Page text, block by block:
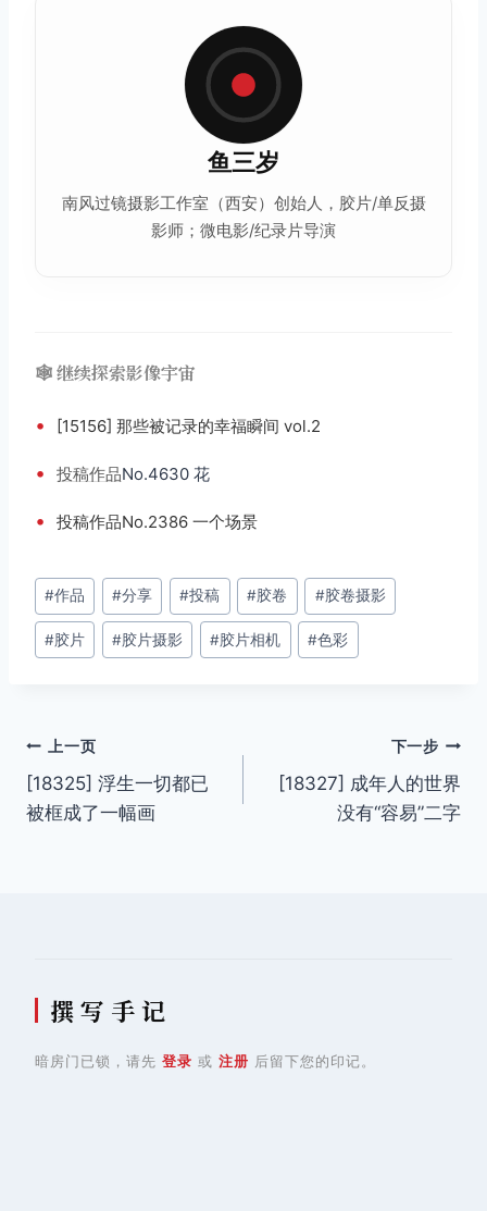
鱼三岁
南风过镜摄影工作室（西安）创始人，胶片/单反摄
影师；微电影/纪录片导演
🕸️ 继续探索影像宇宙
• [15156] 那些被记录的幸福瞬间 vol.2
• 投稿作品No.4630 花
• 投稿作品No.2386 一个场景
文
章
标
#作品 #分享 #投稿 #胶卷 #胶卷摄影
#胶片 #胶片摄影 #胶片相机 #色彩
文
章
上一页
[18325] 浮生一切都已
被框成了一幅画
下一步
[18327] 成年人的世界
没有“容易”二字
撰 写 手 记
暗房门已锁，请先 登录 或 注册 后留下您的印记。